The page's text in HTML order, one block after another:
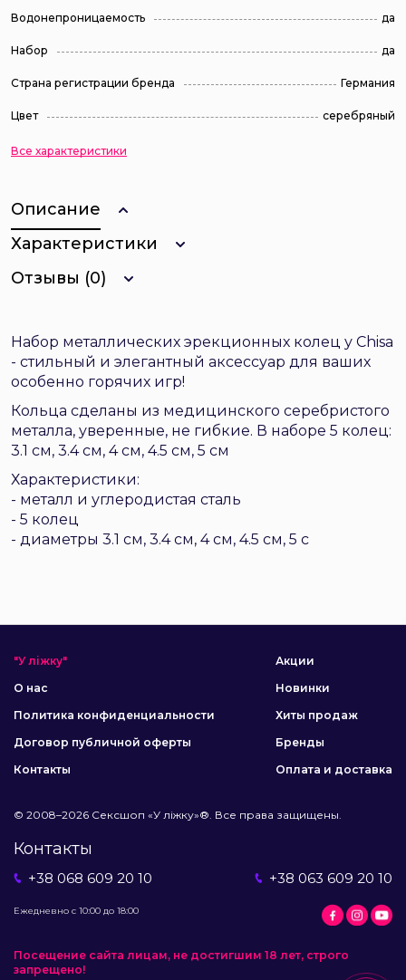
Водонепроницаемость да
Набор да
Страна регистрации бренда Германия
Цвет серебряный
Все характеристики
Описание
Характеристики
Отзывы (0)
Набор металлических эрекционных колец у Chisa
- стильный и элегантный аксессуар для ваших
особенно горячих игр!
Кольца сделаны из медицинского серебристого
металла, уверенные, не гибкие. В наборе 5 колец:
3.1 см, 3.4 см, 4 см, 4.5 см, 5 см
Характеристики:
- металл и углеродистая сталь
- 5 колец
- диаметры 3.1 см, 3.4 см, 4 см, 4.5 см, 5 с
"У ліжку"
О нас
Политика конфиденциальности
Договор публичной оферты
Контакты
Акции
Новинки
Хиты продаж
Бренды
Оплата и доставка
© 2008–2026 Сексшоп «У ліжку»®. Все права защищены.
Контакты
+38 068 609 20 10 +38 063 609 20 10
Ежедневно с 10:00 до 18:00
Посещение сайта лицам, не достигшим 18 лет, строго
запрещено!